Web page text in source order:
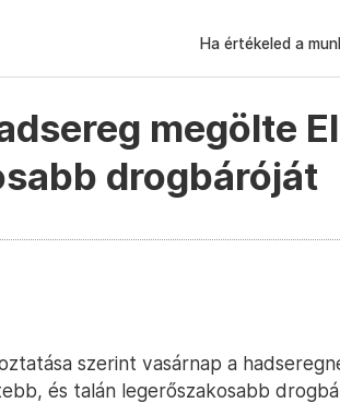
Ha értékeled a
megölte
drogbáróját
szerint vasárnap a
és talán legerőszakosabb